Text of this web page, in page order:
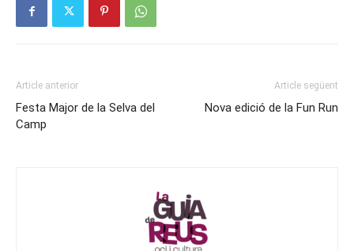
Article anterior
Festa Major de la Selva del
Camp
Article següent
Nova edició de la Fun Run